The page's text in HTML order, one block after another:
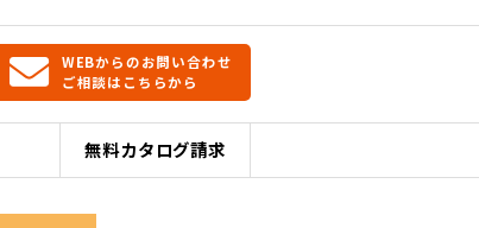
WEBからのお問い合わせ
ご相談はこちらから
無料カタログ請求